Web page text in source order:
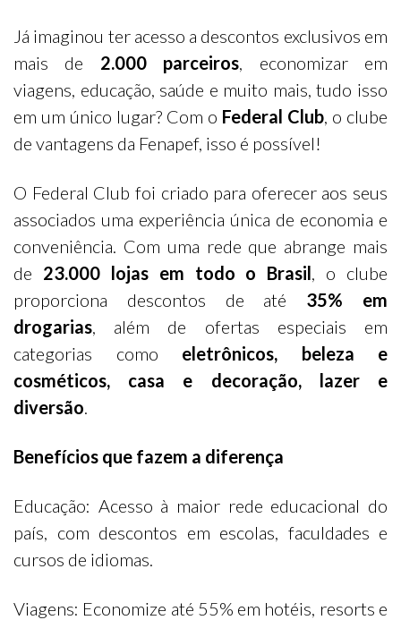
Já imaginou ter acesso a descontos exclusivos em
mais de 2.000 parceiros, economizar em
viagens, educação, saúde e muito mais, tudo isso
em um único lugar? Com o Federal Club, o clube
de vantagens da Fenapef, isso é possível!
O Federal Club foi criado para oferecer aos seus
associados uma experiência única de economia e
conveniência. Com uma rede que abrange mais
de 23.000 lojas em todo o Brasil, o clube
proporciona descontos de até 35% em
drogarias, além de ofertas especiais em
categorias como eletrônicos, beleza e
cosméticos, casa e decoração, lazer e
diversão.
Benefícios que fazem a diferença
Educação: Acesso à maior rede educacional do
país, com descontos em escolas, faculdades e
cursos de idiomas.
Viagens: Economize até 55% em hotéis, resorts e